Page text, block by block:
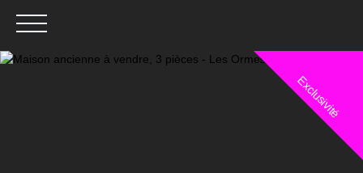
Exclusivité